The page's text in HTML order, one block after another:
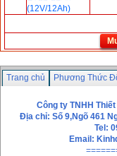
(12V/12Ah)
Trang chủ Phương Thức
Công ty TNHH
Địa chỉ: Số 9,Ngõ 461
Tel:
Email: